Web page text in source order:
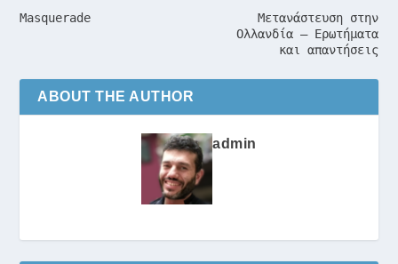
Masquerade
Μετανάστευση στην
Ολλανδία – Ερωτήματα
και απαντήσεις
ABOUT THE AUTHOR
admin